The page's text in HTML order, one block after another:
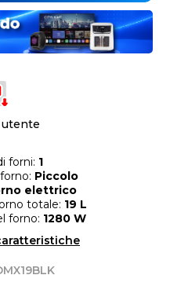
utente
forni: 1
Piccolo
elettrico
totale: 19 L
forno: 1280 W